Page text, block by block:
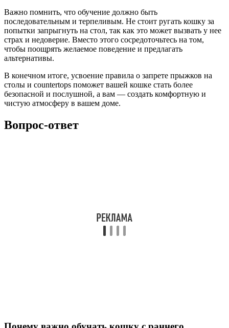
Важно помнить, что обучение должно быть
последовательным и терпеливым. Не стоит ругать кошку за
попытки запрыгнуть на стол, так как это может вызвать у нее
страх и недоверие. Вместо этого сосредоточьтесь на том,
чтобы поощрять желаемое поведение и предлагать
альтернативы.
В конечном итоге, усвоение правила о запрете прыжков на
столы и countertops поможет вашей кошке стать более
безопасной и послушной, а вам — создать комфортную и
чистую атмосферу в вашем доме.
Вопрос-ответ